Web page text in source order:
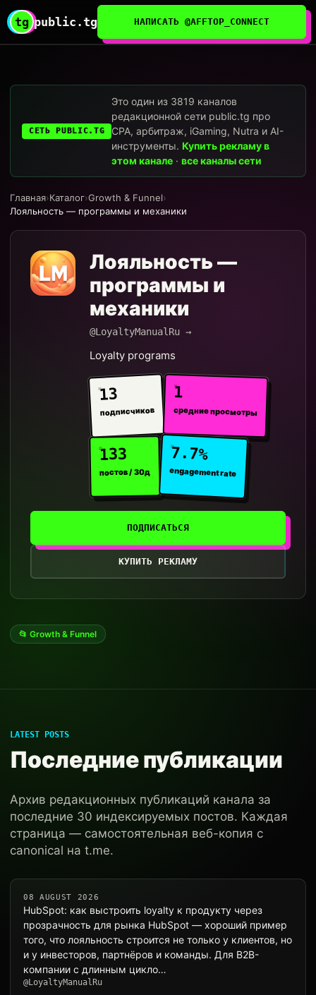
tg public.tg НАПИСАТЬ @AFFTOP_CONNECT
СЕТЬ PUBLIC.TG
Это один из 3819 каналов
редакционной сети public.tg про
CPA, арбитраж, iGaming, Nutra и AI-
инструменты.Купить рекламу в
этом канале ·все каналы сети
Главная›Каталог›Growth & Funnel›
Лояльность — программы и механики
Лояльность —
программы и
механики
@LoyaltyManualRu →
Loyalty programs
13
подписчиков
1
средние просмотры
133
постов / 30д
7.7%
engagement rate
ПОДПИСАТЬСЯ
КУПИТЬ РЕКЛАМУ
📂 Growth & Funnel
LATEST POSTS
Последние публикации
Архив редакционных публикаций канала за
последние 30 индексируемых постов. Каждая
страница — самостоятельная веб-копия с
canonical на t.me.
08 AUGUST 2026
HubSpot: как выстроить loyalty к продукту через
прозрачность для рынка HubSpot — хороший пример
того, что лояльность строится не только у клиентов, но
и у инвесторов, партнёров и команды. Для B2B-
компании с длинным цикло…
@LoyaltyManualRu